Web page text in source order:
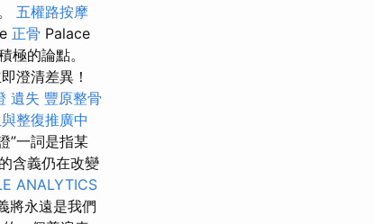
五權路按摩
正骨 Palace
的論點。
澄清差異！
遺失 豐原整骨
整復推廣中
”一詞是指某
含義仍在改變
ANALYTICS
將永遠是我們